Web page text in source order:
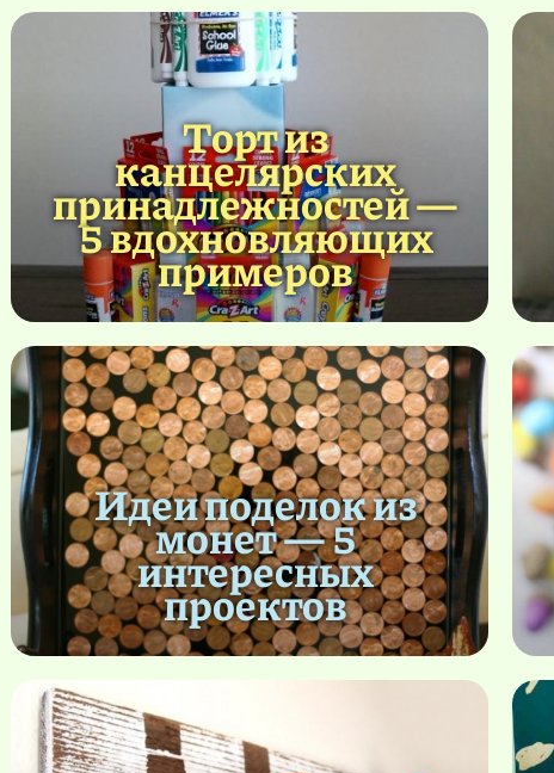
Торт из
канцелярских
принадлежностей —
5 вдохновляющих
примеров
Идеи поделок из
монет — 5
интересных
проектов